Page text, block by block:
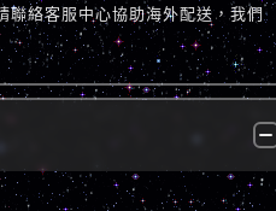
聯絡客服中心協助海外配送，我們